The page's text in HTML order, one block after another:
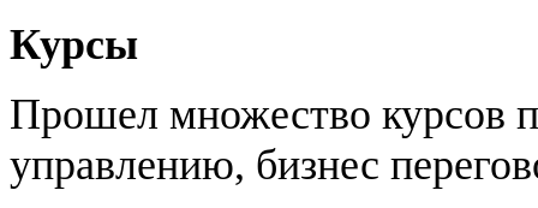
Курсы
Прошел множество курсов
управлению, бизнес